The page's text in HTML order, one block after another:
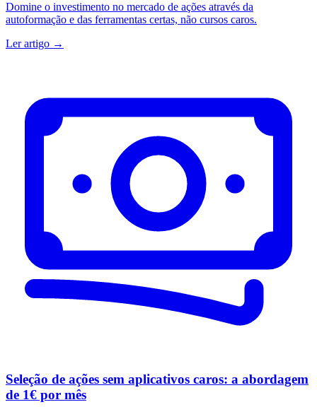
Domine o investimento no mercado de ações através da
autoformação e das ferramentas certas, não cursos caros.
Ler artigo →
Seleção de ações sem aplicativos caros: a abordagem
de 1€ por mês